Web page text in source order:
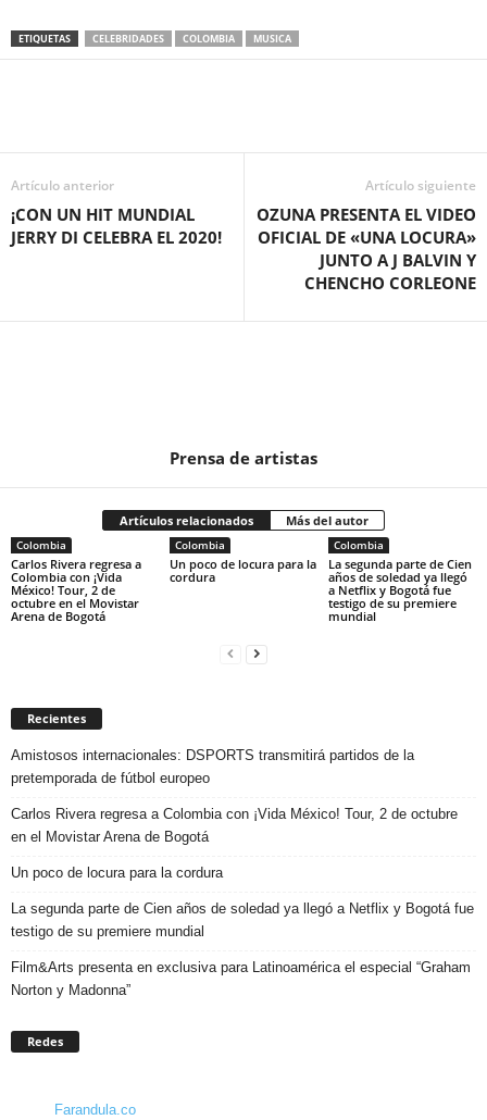
ETIQUETAS CELEBRIDADES COLOMBIA MUSICA
Artículo anterior
¡CON UN HIT MUNDIAL
JERRY DI CELEBRA EL 2020!
Artículo siguiente
OZUNA PRESENTA EL VIDEO
OFICIAL DE «UNA LOCURA»
JUNTO A J BALVIN Y
CHENCHO CORLEONE
Prensa de artistas
Artículos relacionados Más del autor
Colombia
Carlos Rivera regresa a
Colombia con ¡Vida
México! Tour, 2 de
octubre en el Movistar
Arena de Bogotá
Colombia
Un poco de locura para la
cordura
Colombia
La segunda parte de Cien
años de soledad ya llegó
a Netflix y Bogotá fue
testigo de su premiere
mundial
Recientes
Amistosos internacionales: DSPORTS transmitirá partidos de la
pretemporada de fútbol europeo
Carlos Rivera regresa a Colombia con ¡Vida México! Tour, 2 de octubre
en el Movistar Arena de Bogotá
Un poco de locura para la cordura
La segunda parte de Cien años de soledad ya llegó a Netflix y Bogotá fue
testigo de su premiere mundial
Film&Arts presenta en exclusiva para Latinoamérica el especial “Graham
Norton y Madonna”
Redes
Farandula.co